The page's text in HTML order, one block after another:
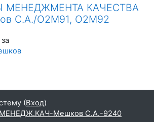
МЕНЕДЖМЕНТА КАЧЕСТВА
С.А./О2М91, О2М92
(Вход)
Мешков С.А.-9240